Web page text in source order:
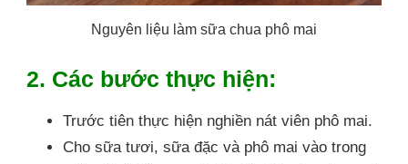
Nguyên liệu làm sữa chua phô mai
2. Các bước thực hiện:
Trước tiên thực hiện nghiền nát viên phô mai.
Cho sữa tươi, sữa đặc và phô mai vào trong